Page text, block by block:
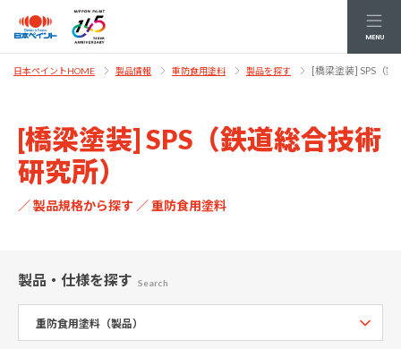
MENU
日本ペイントHOME 製品情報 重防食用塗料 製品を探す [橋梁塗装] SPS（
[橋梁塗装] SPS（鉄道総合技術
研究所）
／ 製品規格から探す ／ 重防食用塗料
製品・仕様を探す Search